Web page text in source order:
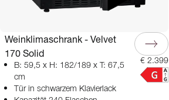
Weinklimaschrank - Velvet
170 Solid
B: 59,5 x H: 182/189 x T: 67,5
cm
Tür in schwarzem Klavierlack
€ 2.399